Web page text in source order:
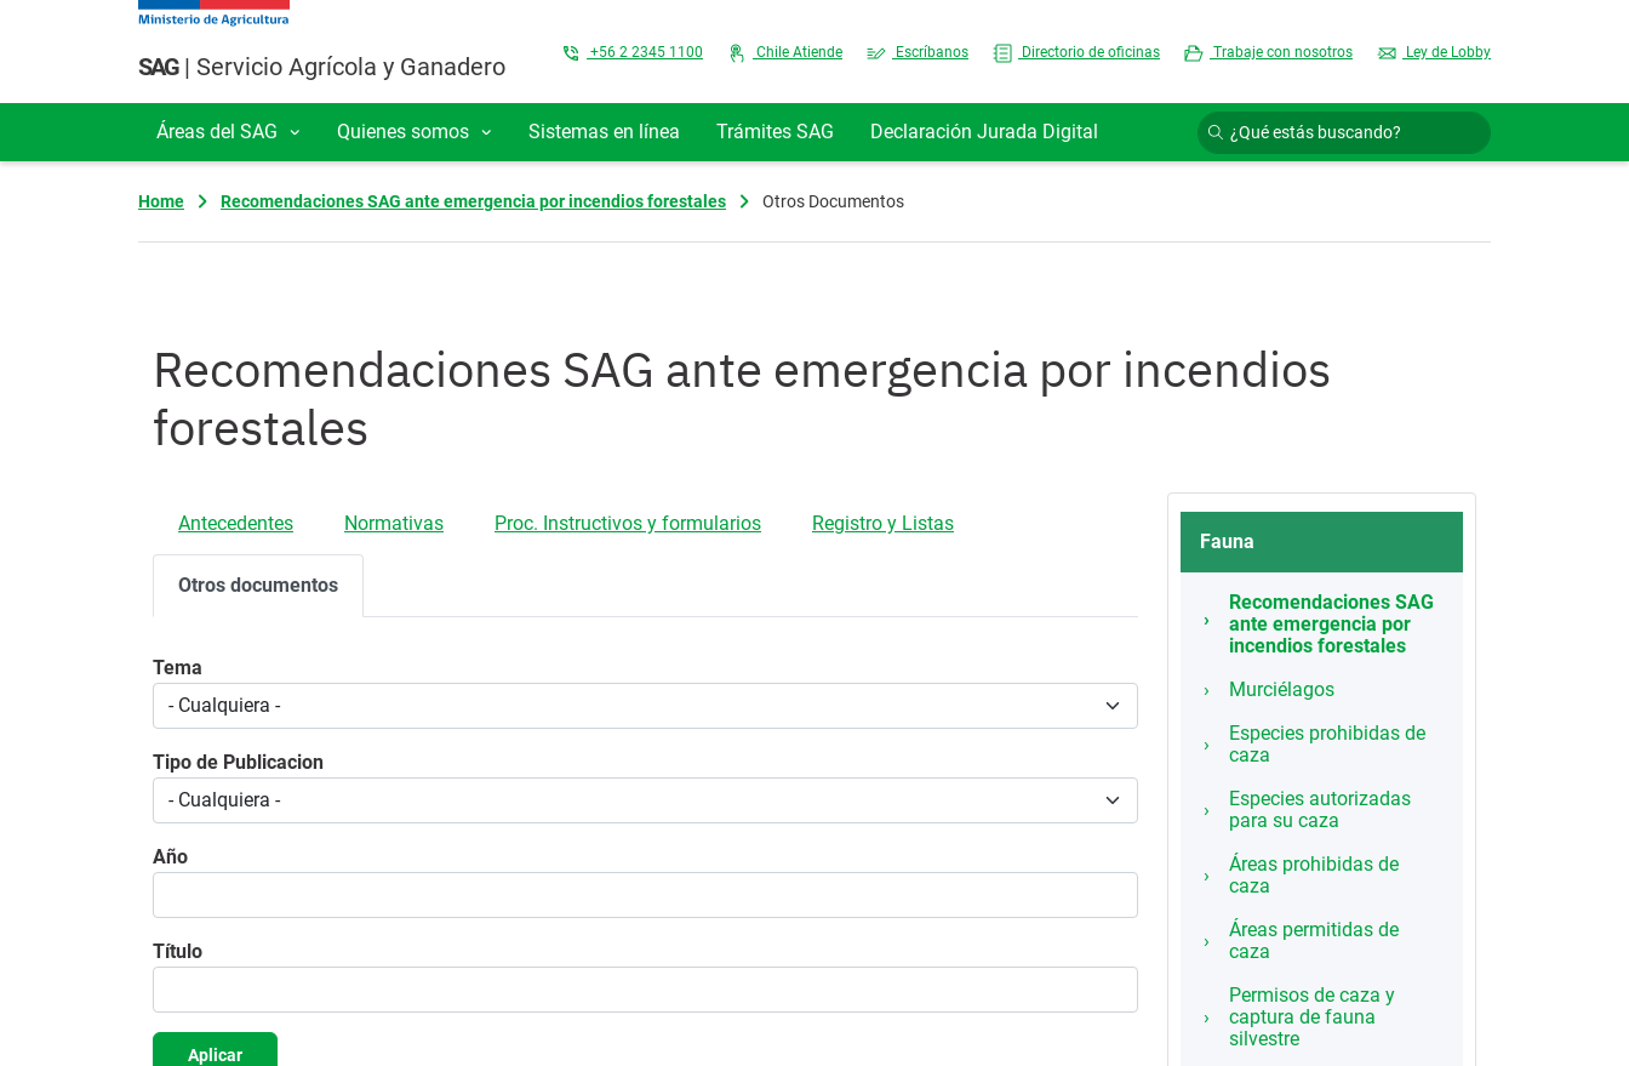
Pasar al contenido principal
SAG| Servicio Agrícola y Ganadero Top Menu
+56 2 2345 1100 Chile Atiende Escríbanos Directorio de oficinas Trabaje con nosotros Ley de Lobby
Navegación principal
Áreas del SAG Quienes somos Sistemas en línea Trámites SAG Declaración Jurada Digital
Home Recomendaciones SAG ante emergencia por incendios forestales Otros Documentos
Recomendaciones SAG ante emergencia por incendios
forestales
Antecedentes Normativas Proc. Instructivos y formularios Registro y Listas
Otros documentos
Tema
Tipo de Publicacion
Año
Título
Aplicar
Fauna
Recomendaciones SAG
ante emergencia por
incendios forestales
Murciélagos
Especies prohibidas de
caza
Especies autorizadas
para su caza
Áreas prohibidas de
caza
Áreas permitidas de
caza
Permisos de caza y
captura de fauna
silvestre